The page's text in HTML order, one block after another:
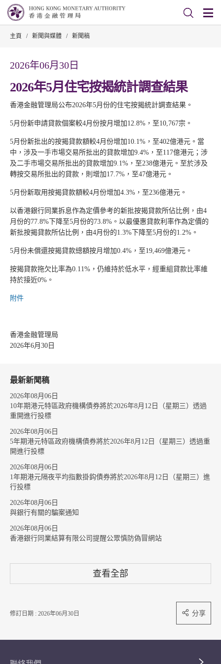
主頁 / 新聞與媒體 / 新聞稿
2026年06月30日
2026年5月住宅按揭統計調查結果
香港金融管理局公布2026年5月份的住宅按揭統計調查結果。
5月份新申請貸款個案較4月份按月增加12.8%，至10,767宗。
5月份新批出的按揭貸款額較4月份增加10.1%，至402億港元。當
中，涉及一手市場交易所批出的貸款增加9.4%，至117億港元；涉
及二手市場交易所批出的貸款增加9.1%，至238億港元。至於涉及
轉按交易所批出的貸款，則增加17.7%，至47億港元。
5月份新取用按揭貸款額較4月份增加4.3%，至236億港元。
以香港銀行同業拆息作為定價參考的新批按揭貸款所佔比例，由4
月份的77.8%下降至5月份的73.8%。以最優惠貸款利率作為定價的
新批按揭貸款所佔比例，由4月份的1.3%下降至5月份的1.2%。
5月份未償還按揭貸款總額按月增加0.4%，至19,469億港元。
按揭貸款拖欠比率為0.11%，仍維持於低水平，經重組貸款比率維
持於接近0%。
附件
香港金融管理局
2026年6月30日
最新新聞稿
2026年08月06日
10年期港元特區政府機構債券將於2026年8月12日（星期三）透過
重開進行投標
2026年08月06日
5年期港元特區政府機構債券將於2026年8月12日（星期三）透過重
開進行投標
2026年08月06日
1年期港元隔夜平均指數掛鈎債券將於2026年8月12日（星期三）進
行投標
2026年08月06日
與銀行有關的騙案通知
2026年08月06日
香港銀行同業結算有限公司提醒公眾慎防偽冒網站
查看全部
修訂日期 : 2026年06月30日 分享